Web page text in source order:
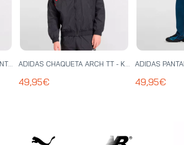
ADIDAS PANTALON TRACK PANT - KE0869 ADIDAS CHAQUETA ARCH TT - KD4069
49,95€ 49,95€